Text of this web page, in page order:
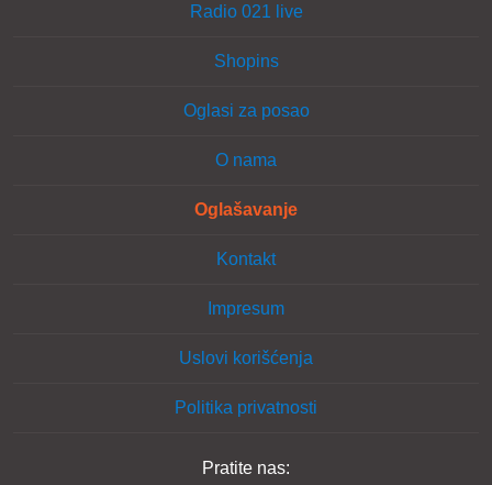
Radio 021 live
Shopins
Oglasi za posao
O nama
Oglašavanje
Kontakt
Impresum
Uslovi korišćenja
Politika privatnosti
Pratite nas: